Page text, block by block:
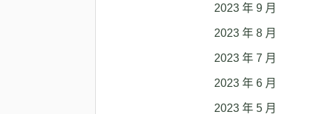
2023 年 9 月
2023 年 8 月
2023 年 7 月
2023 年 6 月
2023 年 5 月